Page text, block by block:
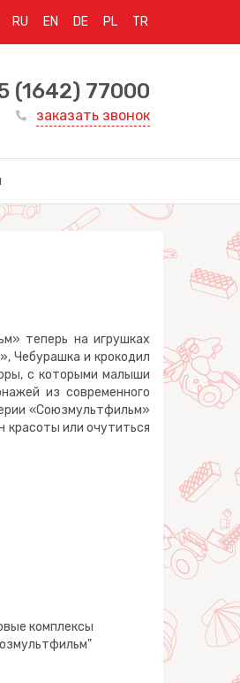
RU EN DE PL TR
(1642) 77000
заказать звонок
теперь на игрушках
Чебурашка и крокодил
с которыми малыши
из современного
«Союзмультфильм»
красоты или очутиться
комплексы